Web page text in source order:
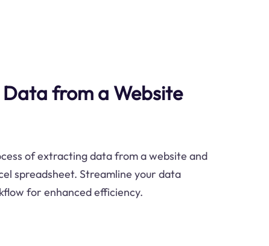
from a Website
of extracting data from a website and
spreadsheet. Streamline your data
for enhanced efficiency.